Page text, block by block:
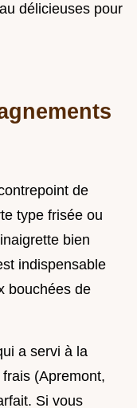
délicieuses pour
de
type frisée ou
bien
indispensable
bouchées de
a servi à la
(Apremont,
Si vous